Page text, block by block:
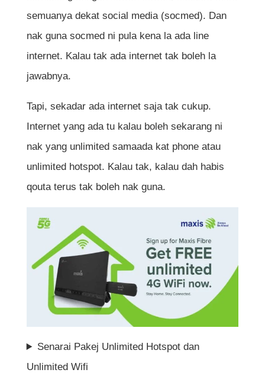
semuanya dekat social media (socmed). Dan
nak guna socmed ni pula kena la ada line
internet. Kalau tak ada internet tak boleh la
jawabnya.
Tapi, sekadar ada internet saja tak cukup.
Internet yang ada tu kalau boleh sekarang ni
nak yang unlimited samaada kat phone atau
unlimited hotspot. Kalau tak, kalau dah habis
qouta terus tak boleh nak guna.
Senarai Pakej Unlimited Hotspot dan
Unlimited Wifi